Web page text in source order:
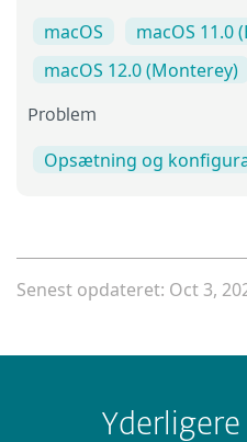
macOS
macOS 11.0
macOS 12.0 (Monterey)
Problem
Opsætning og
Senest opdateret: Oct 3,